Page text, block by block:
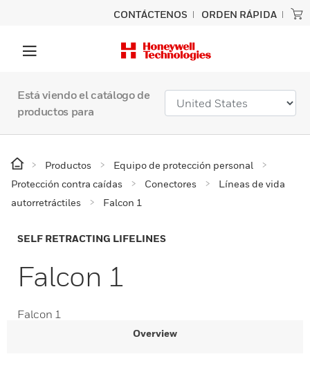
CONTÁCTENOS ORDEN RÁPIDA
Está viendo el catálogo de
productos para
Productos
Equipo de protección personal
Protección contra caídas
Conectores
Líneas de vida
autorretráctiles
Falcon 1
SELF RETRACTING LIFELINES
Falcon 1
Falcon 1
Overview